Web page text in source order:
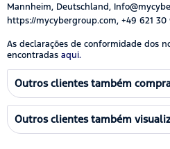
Mannheim, Deutschland,
https://mycybergroup.com, +49 621 30
As declarações de conformidade dos
encontradas aqui.
Outros clientes também
Outros clientes também